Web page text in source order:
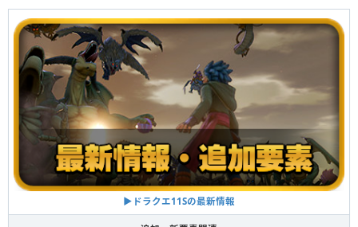
▶︎ドラクエ11Sの最新情報